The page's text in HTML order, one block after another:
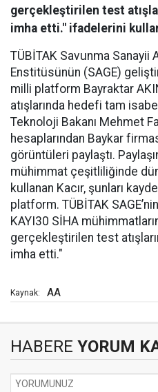
gerçekleştirilen test
imha etti." ifadelerini
TÜBİTAK Savunma Sanayii
Enstitüsünün (SAGE)
milli platform Bayraktar
atışlarında hedefi tam
Teknoloji Bakanı Mehmet
hesaplarından Baykar
görüntüleri paylaştı.
mühimmat çeşitliliğinde
kullanan Kacır, şunları
platform. TÜBİTAK
KAYI30 SİHA
gerçekleştirilen test
imha etti."
Kaynak: AA
HABERE YORUM